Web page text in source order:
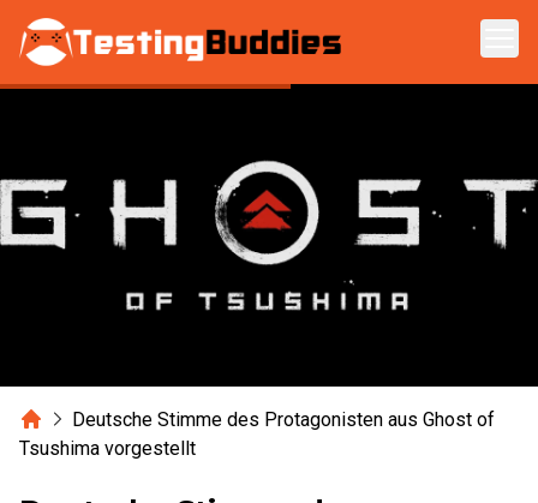
Zum Hauptinhalt springen
HomeDeutsche Stimme des Protagonisten aus Ghost of
Tsushima vorgestellt